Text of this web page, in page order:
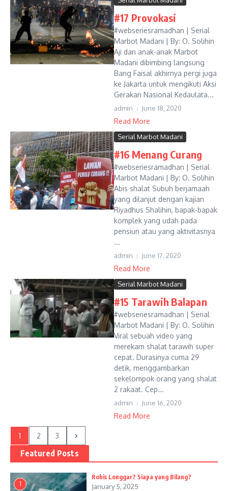
#17 Provokasi
#webseriesramadhan | Serial
Marbot Madani | By: O. Solihin
Aji dan anak-anak Marbot
Madani dibimbing langsung
Bang Faisal akhirnya pergi juga
ke Jakarta untuk mengikuti Aksi
Gerakan Nasional Kedaulata...
admin June 18, 2020
Read More
Serial Marbot Madani
#16 Menang Curang
#webseriesramadhan | Serial
Marbot Madani | By: O. Solihin
Abis shalat Subuh berjamaah
yang dilanjut dengan kajian
Riyadhus Shalihin, bapak-bapak
komplek yang udah pada
pensiun atau yang aktivitasnya
...
admin June 17, 2020
Read More
Serial Marbot Madani
#15 Tarawih Balapan
#webseriesramadhan | Serial
Marbot Madani | By: O. Solihin
Viral sebuah video yang
merekam shalat tarawih super
cepat. Durasinya cuma 29
detik, menggambarkan
sekelompok orang yang shalat
2 rakaat. Cep...
admin June 16, 2020
Read More
1 2 3
Featured Posts
1
Rohis Longgar? Siapa yang Bilang?
January 5, 2025